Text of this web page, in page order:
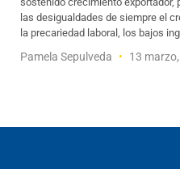
las desigualdades de siempre el
la precariedad laboral, los bajos
Pamela Sepulveda 13